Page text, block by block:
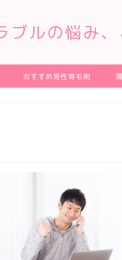
ブルの悩み、
おすすめ男性育毛剤